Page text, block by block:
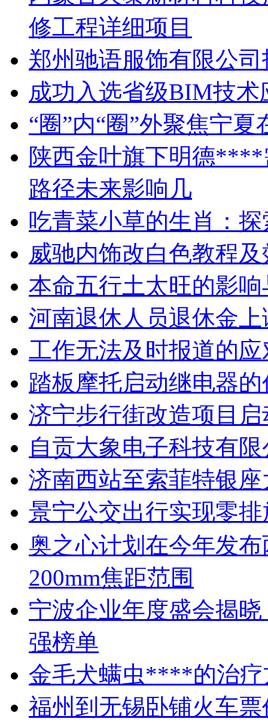
修工程详细项目
郑州驰语服饰有限公
成功入选省级BIM技
“圈”内“圈”外聚焦宁
陕西金叶旗下明德
路径未来影响几
吃青菜小草的生肖：
威驰内饰改白色教程
本命五行土太旺的影
河南退休人员退休金
工作无法及时报道的
踏板摩托启动继电器
济宁步行街改造项目
自贡大象电子科技有
济南西站至索菲特银
景宁公交出行实现零
奥之心计划在今年发
200mm焦距范围
宁波企业年度盛会揭
强榜单
金毛犬螨虫****的治疗
福州到无锡卧铺火车